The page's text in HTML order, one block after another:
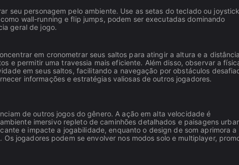
seu personagem pelo ambiente. Use as setas do teclado ou
wall-running e flip jumps, podem ser executadas dominando
geral de jogo.
em cronometrar seus saltos para atingir a altura e a distância
e permitir uma travessia mais eficiente. Além disso, observar a
em seus saltos, facilitando a navegação por obstáculos
informações e estratégias valiosas de outros jogadores.
de outros jogos do gênero. A ação em alta velocidade é
imersivo repleto de caminhões detalhados e paisagens
e impacte a jogabilidade, enquanto o design de som aprimora a
jogadores podem se envolver nos modos solo e multiplayer,